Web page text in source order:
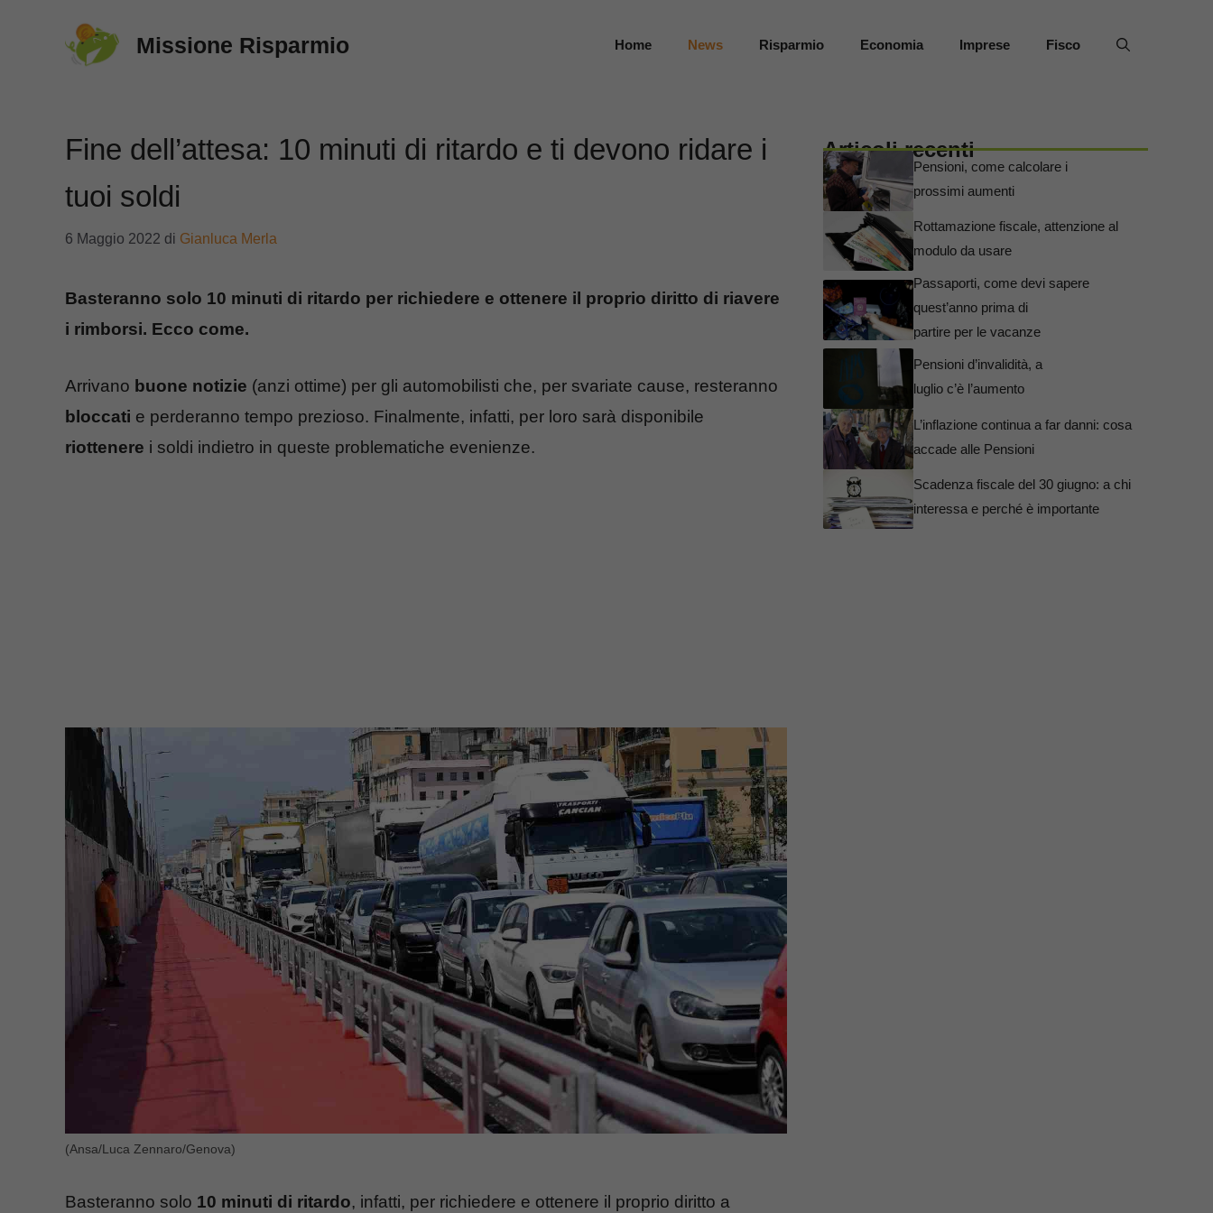
Missione Risparmio Home News Risparmio Economia Imprese Fisco
Fine dell’attesa: 10 minuti di ritardo e ti devono ridare i
tuoi soldi
6 Maggio 2022 di Gianluca Merla
Basteranno solo 10 minuti di ritardo per richiedere e ottenere il proprio diritto di riavere
i rimborsi. Ecco come.
Arrivano buone notizie (anzi ottime) per gli automobilisti che, per svariate cause, resteranno
bloccati e perderanno tempo prezioso. Finalmente, infatti, per loro sarà disponibile
riottenere i soldi indietro in queste problematiche evenienze.
(Ansa/Luca Zennaro/Genova)
Basteranno solo 10 minuti di ritardo, infatti, per richiedere e ottenere il proprio diritto a
Articoli recenti
Pensioni, come calcolare i
prossimi aumenti
Rottamazione fiscale, attenzione al
modulo da usare
Passaporti, come devi sapere
quest’anno prima di
partire per le vacanze
Pensioni d’invalidità, a
luglio c’è l’aumento
L’inflazione continua a far danni: cosa
accade alle Pensioni
Scadenza fiscale del 30 giugno: a chi
interessa e perché è importante